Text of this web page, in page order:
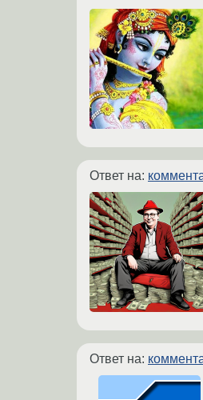
Ответ на:
Ответ на: